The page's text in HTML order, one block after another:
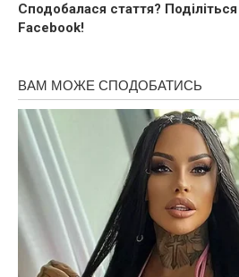
Сподобалася стаття?
Facebook!